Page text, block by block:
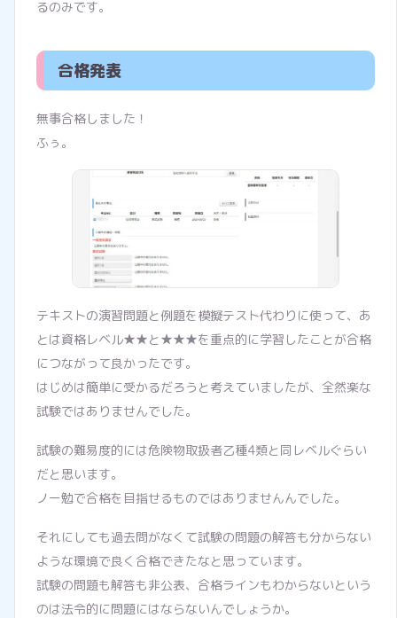
るのみです。
合格発表
無事合格しました！
ふぅ。
テキストの演習問題と例題を模擬テスト代わりに使って、あ
とは資格レベル★★と★★★を重点的に学習したことが合格
につながって良かったです。
はじめは簡単に受かるだろうと考えていましたが、全然楽な
試験ではありませんでした。
試験の難易度的には危険物取扱者乙種4類と同レベルぐらい
だと思います。
ノー勉で合格を目指せるものではありませんんでした。
それにしても過去問がなくて試験の問題の解答も分からない
ような環境で良く合格できたなと思っています。
試験の問題も解答も非公表、合格ラインもわからないという
のは法令的に問題にはならないんでしょうか。